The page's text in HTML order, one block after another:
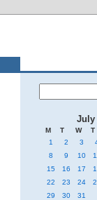
July
M T W T
1
2 3
8
9 10
15
16 17
22
23 24
29
30
31